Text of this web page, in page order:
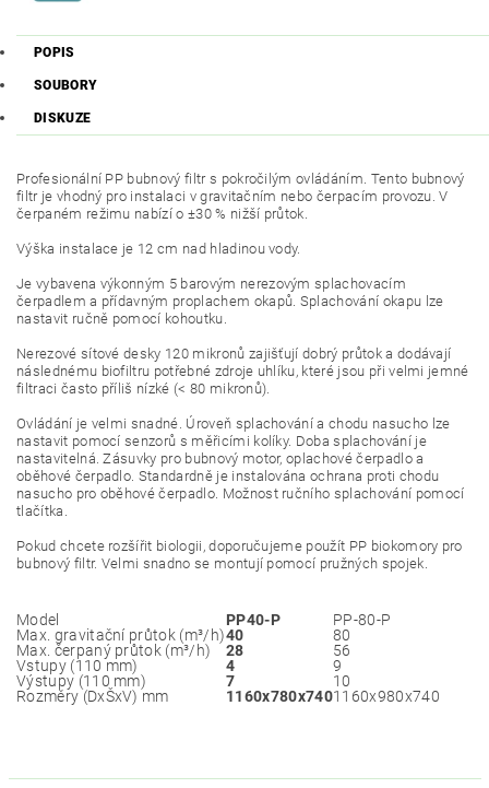
POPIS
SOUBORY
DISKUZE
Profesionální PP bubnový filtr s pokročilým ovládáním. Tento bubnový
filtr je vhodný pro instalaci v gravitačním nebo čerpacím provozu. V
čerpaném režimu nabízí o ±30 % nižší průtok.
Výška instalace je 12 cm nad hladinou vody.
Je vybavena výkonným 5 barovým nerezovým splachovacím
čerpadlem a přídavným proplachem okapů. Splachování okapu lze
nastavit ručně pomocí kohoutku.
Nerezové sítové desky 120 mikronů zajišťují dobrý průtok a dodávají
následnému biofiltru potřebné zdroje uhlíku, které jsou při velmi jemné
filtraci často příliš nízké (< 80 mikronů).
Ovládání je velmi snadné. Úroveň splachování a chodu nasucho lze
nastavit pomocí senzorů s měřicími kolíky. Doba splachování je
nastavitelná. Zásuvky pro bubnový motor, oplachové čerpadlo a
oběhové čerpadlo. Standardně je instalována ochrana proti chodu
nasucho pro oběhové čerpadlo. Možnost ručního splachování pomocí
tlačítka.
Pokud chcete rozšířit biologii, doporučujeme použít PP biokomory pro
bubnový filtr. Velmi snadno se montují pomocí pružných spojek.
Model PP40-P
PP-80-P
Max. gravitační průtok (m³/h)40
80
Max. čerpaný průtok (m³/h)
28
56
Vstupy (110 mm)
4
9
Výstupy (110 mm)
7
10
Rozměry (DxŠxV) mm
1160x780x7401160x980x740